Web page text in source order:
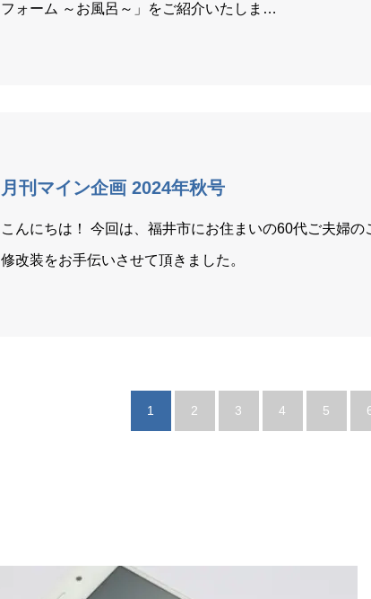
フォーム ～お風呂～」をご紹介いたしま…
月刊マイン企画 2024年秋号
こんにちは！ 今回は、福井市にお住まいの60代ご夫婦の
修改装をお手伝いさせて頂きました。
1 2 3 4 5